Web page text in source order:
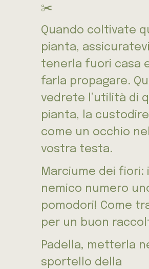
✂️
Quando coltivate
pianta,
tenerla fuori casa
farla propagare.
vedrete l’utilità di
pianta, la
come un occhio
vostra testa.
Marciume dei fiori: il
nemico numero
pomodori! Come
per un buon
Padella, metterla
sportello della